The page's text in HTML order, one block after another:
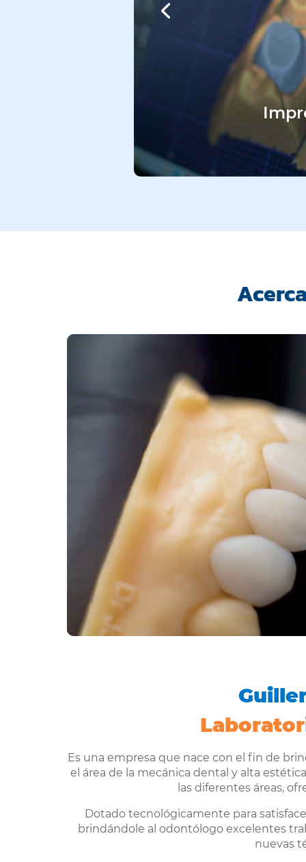
Es una empresa que nace con el fin de
el área de la mecánica dental y alta
las diferentes áreas,
Dotado tecnológicamente para
brindándole al odontólogo excelentes
nuevas